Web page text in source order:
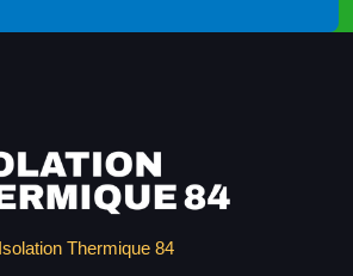
Isolation Thermique 84